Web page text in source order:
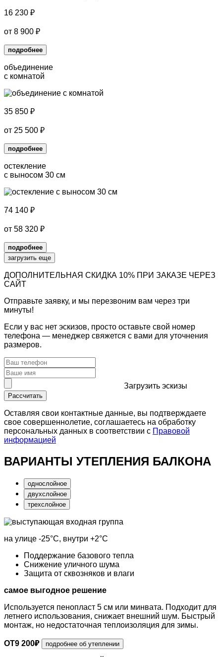
16 230 ₽
от 8 900 ₽
подробнее
объединение
с комнатой
35 850 ₽
от 25 500 ₽
подробнее
остекление
с выносом 30 см
74 140 ₽
от 58 320 ₽
подробнее
загрузить еще
ДОПОЛНИТЕЛЬНАЯ СКИДКА 10% ПРИ ЗАКАЗЕ ЧЕРЕЗ
САЙТ
Отправьте заявку, и мы перезвоним вам через три
минуты!
Если у вас нет эскизов, просто оставьте свой номер
телефона — менеджер свяжется с вами для уточнения
размеров.
Загрузить эскизы
Рассчитать
Оставляя свои контактные данные, вы подтверждаете
свое совершеннолетие, соглашаетесь на обработку
персональных данных в соответствии с Правовой
информацией
ВАРИАНТЫ УТЕПЛЕНИЯ БАЛКОНА
однослойное
двухслойное
трехслойное
на улице -25°С, внутри +2°С
Поддержание базового тепла
Снижение уличного шума
Защита от сквозняков и влаги
самое выгодное решение
Используется пенопласт 5 см или минвата. Подходит для
летнего использования, снижает внешний шум. Быстрый
монтаж, но недостаточная теплоизоляция для зимы.
ОТ9 200₽ подробнее об утеплении